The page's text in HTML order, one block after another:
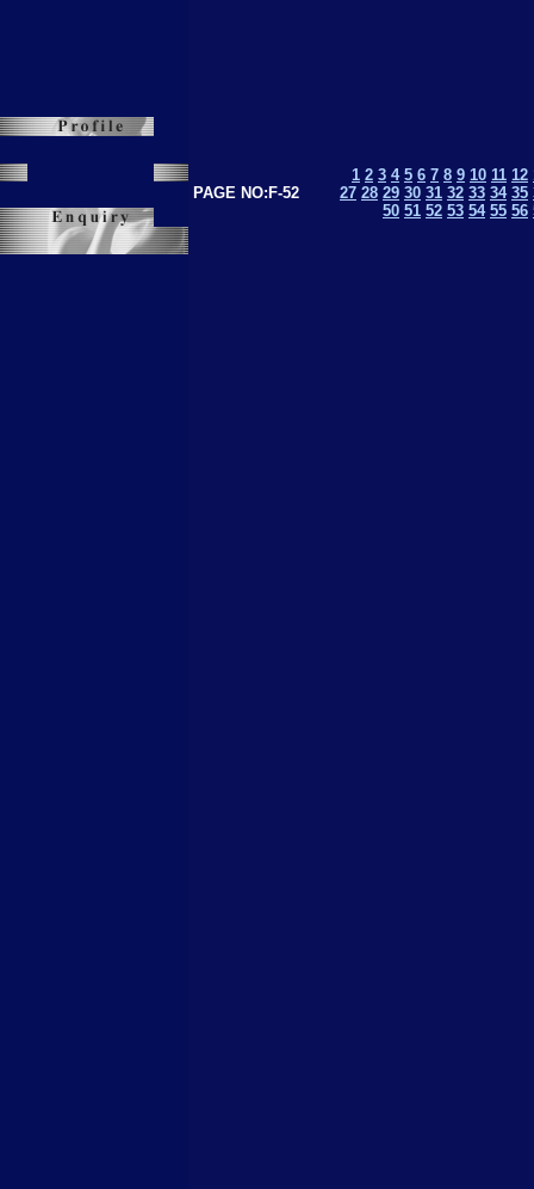
PAGE NO:F-52
1 2 3 4 5 6 7 8 9 10 11 12
27 28 29 30 31 32 33 34 35
50 51 52 53 54 55 56